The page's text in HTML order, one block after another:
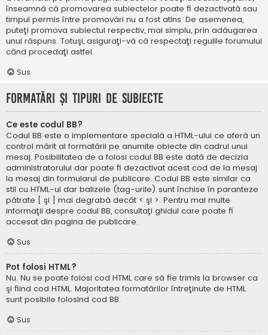
înseamnă că promovarea subiectelor poate fi dezactivată sau
timpul permis între promovări nu a fost atins. De asemenea,
puteţi promova subiectul respectiv, mai simplu, prin adăugarea
unui răspuns. Totuşi, asiguraţi-vă că respectaţi regulile forumului
când procedaţi astfel.
Sus
Formatări şi tipuri de subiecte
Ce este codul BB?
Codul BB este o implementare specială a HTML-ului ce oferă un
control mărit al formatării pe anumite obiecte din cadrul unui
mesaj. Posibilitatea de a folosi codul BB este dată de decizia
administratorului dar poate fi dezactivat acest cod de la mesaj
la mesaj din formularul de publicare. Codul BB este similar ca
stil cu HTML-ul dar balizele (tag-urile) sunt închise în paranteze
pătrate [ şi ] mai degrabă decât < şi >. Pentru mai multe
informaţii despre codul BB, consultaţi ghidul care poate fi
accesat din pagina de publicare.
Sus
Pot folosi HTML?
Nu. Nu se poate folosi cod HTML care să fie trimis la browser ca
şi fiind cod HTML. Majoritatea formatărilor întreţinute de HTML
sunt posibile folosind cod BB.
Sus